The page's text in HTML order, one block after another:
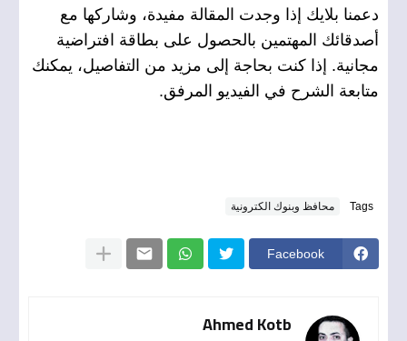
دعمنا بلايك إذا وجدت المقالة مفيدة، وشاركها مع
أصدقائك المهتمين بالحصول على بطاقة افتراضية
مجانية. إذا كنت بحاجة إلى مزيد من التفاصيل، يمكنك
متابعة الشرح في الفيديو المرفق.
Tags محافظ وبنوك الكترونية
Facebook
Ahmed Kotb